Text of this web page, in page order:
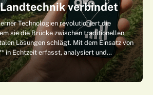
verbindet
Technologien revolutioniert die
sie die Brücke zwischen traditionellen
Lösungen schlägt. Mit dem Einsatz von
in Echtzeit erfasst, analysiert und…